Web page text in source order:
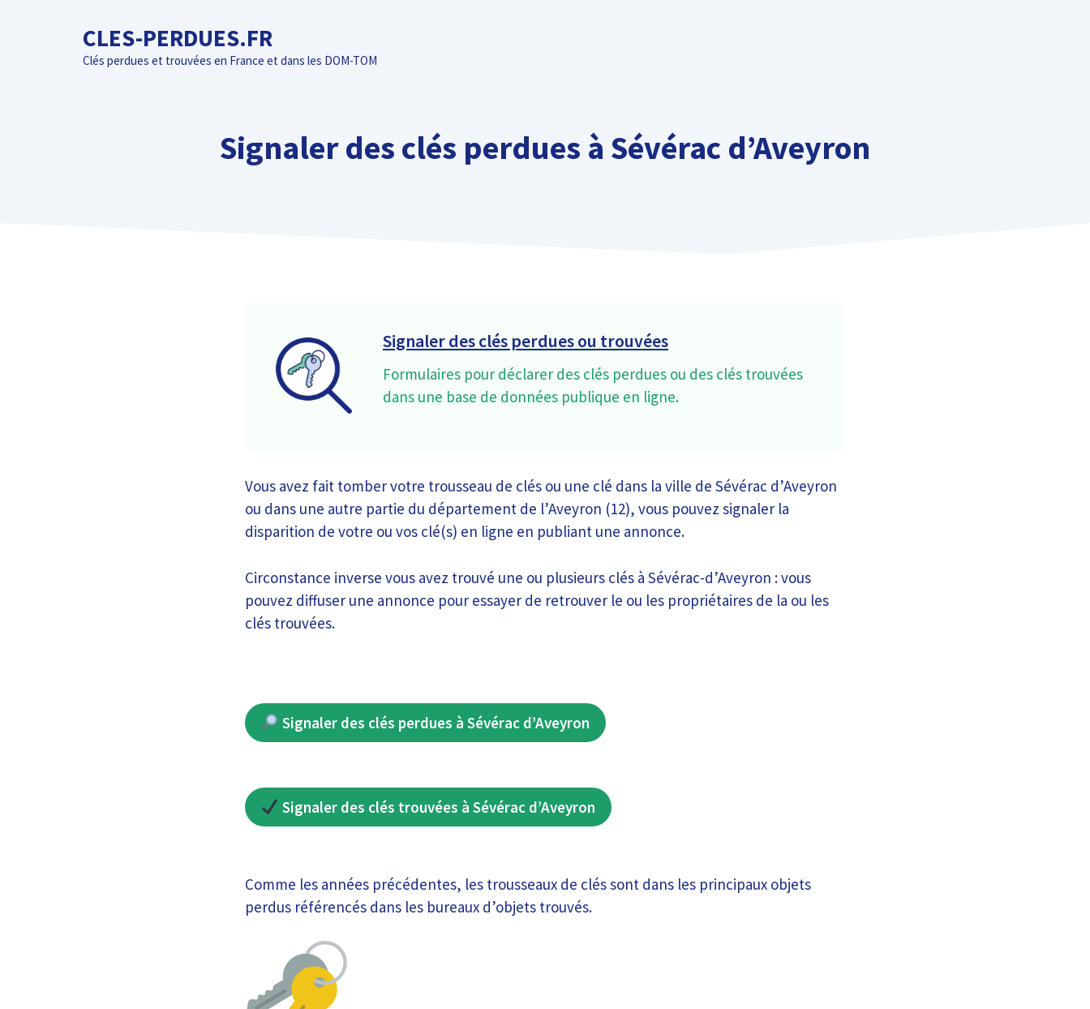
CLES-PERDUES.FR
Clés perdues et trouvées en France et dans les DOM-TOM
Signaler des clés perdues à Sévérac d’Aveyron
Signaler des clés perdues ou trouvées
Formulaires pour déclarer des clés perdues ou des clés trouvées
dans une base de données publique en ligne.
Vous avez fait tomber votre trousseau de clés ou une clé dans la ville de Sévérac d’Aveyron
ou dans une autre partie du département de l’Aveyron (12), vous pouvez signaler la
disparition de votre ou vos clé(s) en ligne en publiant une annonce.
Circonstance inverse vous avez trouvé une ou plusieurs clés à Sévérac-d’Aveyron : vous
pouvez diffuser une annonce pour essayer de retrouver le ou les propriétaires de la ou les
clés trouvées.
Signaler des clés perdues à Sévérac d’Aveyron
Signaler des clés trouvées à Sévérac d’Aveyron
Comme les années précédentes, les trousseaux de clés sont dans les principaux objets
perdus référencés dans les bureaux d’objets trouvés.